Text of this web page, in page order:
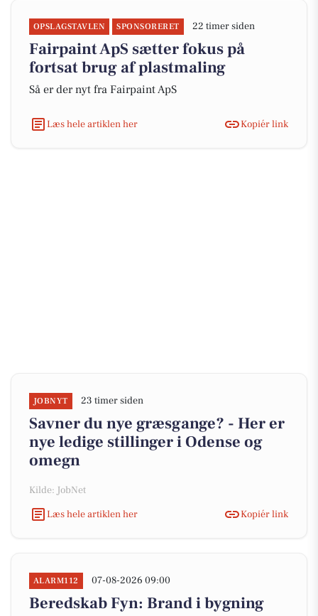
OPSLAGSTAVLEN SPONSORERET 22 timer siden
Fairpaint ApS sætter fokus på
fortsat brug af plastmaling
Så er der nyt fra Fairpaint ApS
Læs hele artiklen her Kopiér link
JOBNYT 23 timer siden
Savner du nye græsgange? - Her er
nye ledige stillinger i Odense og
omegn
Kilde: JobNet
Læs hele artiklen her
Kopiér link
ALARM112 07-08-2026 09:00
Beredskab Fyn: Brand i bygning